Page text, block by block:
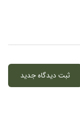
ثبت دیدگاه جدید